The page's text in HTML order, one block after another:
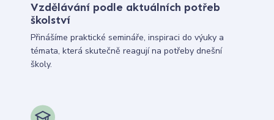
Vzdělávání podle aktuálních potřeb
školství
Přinášíme praktické semináře, inspiraci do výuky a
témata, která skutečně reagují na potřeby dnešní
školy.